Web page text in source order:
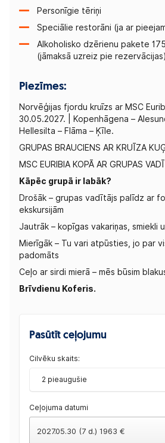
Personīgie tēriņi
Speciālie restorāni (ja ar
Alkoholisko dzērienu pakete
(jāmaksā uzreiz pie rezervācijas)
Piezīmes:
Norvēģijas fjordu kruīzs ar MSC
30.05.2027. | Kopenhāgena –
Hellesilta – Flāma – Ķīle.
GRUPAS BRAUCIENS AR KRUĪZA
MSC EURIBIA KOPĀ AR GRUPAS
Kāpēc grupā ir labāk?
Drošāk – grupas vadītājs palīdz ar
ekskursijām
Jautrāk – kopīgas vakariņas, smiekli
Mierīgāk – Tu vari atpūsties, jo par
padomāts
Ceļo ar sirdi mierā – mēs būsim
Brīvdienu Koferis.
Pasūtīt ceļojumu
Cilvēku skaits:
2 pieaugušie
Ceļojuma datumi
2027.05.30 (7 d.) 1963 €